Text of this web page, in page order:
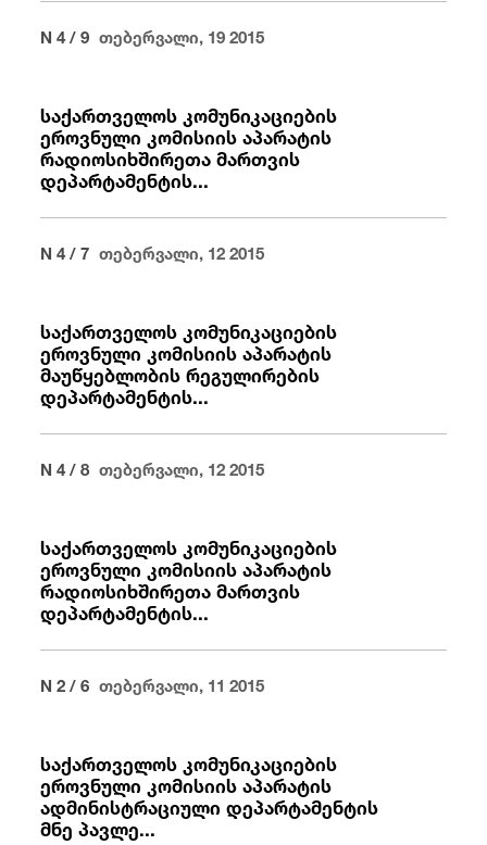
N 4 / 9 თებერვალი, 19 2015
საქართველოს კომუნიკაციების
ეროვნული კომისიის აპარატის
რადიოსიხშირეთა მართვის
დეპარტამენტის...
N 4 / 7 თებერვალი, 12 2015
საქართველოს კომუნიკაციების
ეროვნული კომისიის აპარატის
მაუწყებლობის რეგულირების
დეპარტამენტის...
N 4 / 8 თებერვალი, 12 2015
საქართველოს კომუნიკაციების
ეროვნული კომისიის აპარატის
რადიოსიხშირეთა მართვის
დეპარტამენტის...
N 2 / 6 თებერვალი, 11 2015
საქართველოს კომუნიკაციების
ეროვნული კომისიის აპარატის
ადმინისტრაციული დეპარტამენტის
მნე პავლე...